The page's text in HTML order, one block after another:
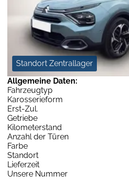
Standort Zentrallager
Allgemeine Daten:
Fahrzeugtyp
Karosserieform
Erst-Zul.
Getriebe
Kilometerstand
Anzahl der Türen
Farbe
Standort
Lieferzeit
Unsere Nummer